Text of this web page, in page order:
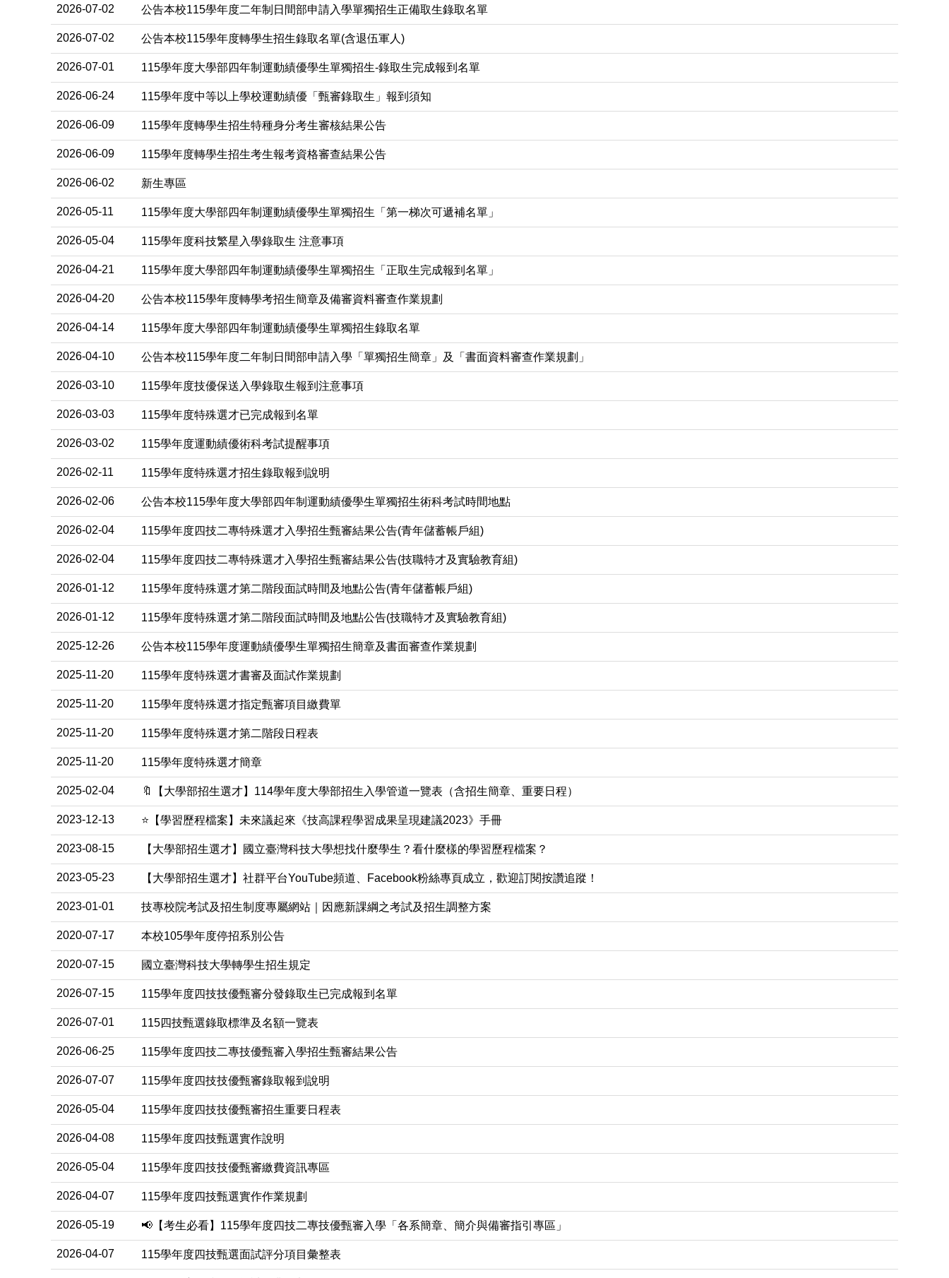
2026-07-02 公告本校115學年度二年制日間部申請入學單獨招生正備取生錄取名單
2026-07-02 公告本校115學年度轉學生招生錄取名單(含退伍軍人)
2026-07-01 115學年度大學部四年制運動績優學生單獨招生-錄取生完成報到名單
2026-06-24 115學年度中等以上學校運動績優「甄審錄取生」報到須知
2026-06-09 115學年度轉學生招生特種身分考生審核結果公告
2026-06-09 115學年度轉學生招生考生報考資格審查結果公告
2026-06-02 新生專區
2026-05-11 115學年度大學部四年制運動績優學生單獨招生「第一梯次可遞補名單」
2026-05-04 115學年度科技繁星入學錄取生 注意事項
2026-04-21 115學年度大學部四年制運動績優學生單獨招生「正取生完成報到名單」
2026-04-20 公告本校115學年度轉學考招生簡章及備審資料審查作業規劃
2026-04-14 115學年度大學部四年制運動績優學生單獨招生錄取名單
2026-04-10 公告本校115學年度二年制日間部申請入學「單獨招生簡章」及「書面資料審查作業規劃」
2026-03-10 115學年度技優保送入學錄取生報到注意事項
2026-03-03 115學年度特殊選才已完成報到名單
2026-03-02 115學年度運動績優術科考試提醒事項
2026-02-11 115學年度特殊選才招生錄取報到說明
2026-02-06 公告本校115學年度大學部四年制運動績優學生單獨招生術科考試時間地點
2026-02-04 115學年度四技二專特殊選才入學招生甄審結果公告(青年儲蓄帳戶組)
2026-02-04 115學年度四技二專特殊選才入學招生甄審結果公告(技職特才及實驗教育組)
2026-01-12 115學年度特殊選才第二階段面試時間及地點公告(青年儲蓄帳戶組)
2026-01-12 115學年度特殊選才第二階段面試時間及地點公告(技職特才及實驗教育組)
2025-12-26 公告本校115學年度運動績優學生單獨招生簡章及書面審查作業規劃
2025-11-20 115學年度特殊選才書審及面試作業規劃
2025-11-20 115學年度特殊選才指定甄審項目繳費單
2025-11-20 115學年度特殊選才第二階段日程表
2025-11-20 115學年度特殊選才簡章
2025-02-04 🔖【大學部招生選才】114學年度大學部招生入學管道一覽表（含招生簡章、重要日程）
2023-12-13 ⭐【學習歷程檔案】未來議起來《技高課程學習成果呈現建議2023》手冊
2023-08-15 【大學部招生選才】國立臺灣科技大學想找什麼學生？看什麼樣的學習歷程檔案？
2023-05-23 【大學部招生選才】社群平台YouTube頻道、Facebook粉絲專頁成立，歡迎訂閱按讚追蹤！
2023-01-01 技專校院考試及招生制度專屬網站｜因應新課綱之考試及招生調整方案
2020-07-17 本校105學年度停招系別公告
2020-07-15 國立臺灣科技大學轉學生招生規定
2026-07-15 115學年度四技技優甄審分發錄取生已完成報到名單
2026-07-01 115四技甄選錄取標準及名額一覽表
2026-06-25 115學年度四技二專技優甄審入學招生甄審結果公告
2026-07-07 115學年度四技技優甄審錄取報到說明
2026-05-04 115學年度四技技優甄審招生重要日程表
2026-04-08 115學年度四技甄選實作說明
2026-05-04 115學年度四技技優甄審繳費資訊專區
2026-04-07 115學年度四技甄選實作作業規劃
2026-05-19 📢【考生必看】115學年度四技二專技優甄審入學「各系簡章、簡介與備審指引專區」
2026-04-07 115學年度四技甄選面試評分項目彙整表